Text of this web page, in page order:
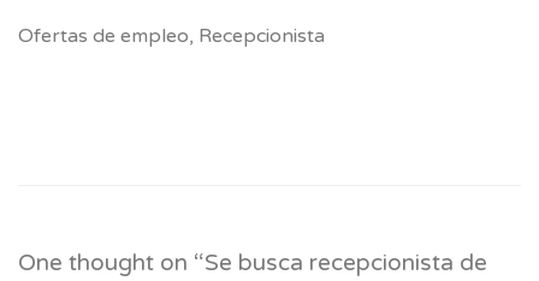
Ofertas de empleo, Recepcionista
One thought on “Se busca recepcionista de